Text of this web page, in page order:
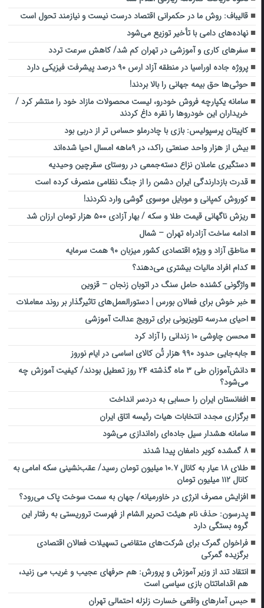
قالیباف: روش ما در حکمرانی اقتصاد درست نیست و نیازمند تحول است
نهاده‌های دامی با تأخیر توزیع می‌شود
سفرهای کاری و آموزشی در تهران کم شد/ کاهش سرعت تردد
پروژه جاده اوراسیا در منطقه آزاد ارس ۹۰ درصد پیشرفت فیزیکی دارد
حوثی‌ها حق بیمه جهانی را بالا بردند!
سامانه یکپارچه فروش خودرو، لیست محصولات مازاد خود را منتشر کرد /
خریداران این خودروها را نقره داغ کردند
کاپیتان پرسپولیس: بازی با چادرملو حساس تر از دربی بود
بیش از هزار واحد صنعتی راکد، در ۹ماهه امسال احیا شده‌اند
دستگیری عاملان نزاع دسته‌جمعی در روستای سقرچین وحیدیه
قدرت بازدارندگی ایران دشمن را از جنگ نظامی منصرف کرده است
کوروش کمپانی و موبایل موسوی گوشی وارد نکردند!
ریزش ناگهانی قیمت طلا و سکه / بهار آزادی ۵۰۰ هزار تومان ارزان شد
ادامه ساخت آزادراه تهران – شمال
مناطق آزاد و ویژه اقتصادی کشور میزبان ۹۰ همت سرمایه
کدام افراد مالیات بیشتری می‌دهند؟
واژگونی کشنده حامل سنگ در اتوبان زنجان – قزوین
خبر خوش برای فعالان بورس | دستورالعمل‌های تاثیرگذار بر روند معاملات
احیای مدرسه تلویزیونی برای ترویج عدالت آموزشی
محسن چاوشی ۱۰ زندانی را آزاد کرد
جابه‌جایی حدود ۹۹۰ هزار تُن کالای اساسی در ایام نوروز
دانش‌آموزان طی ٣ ماه گذشته ٢۴ روز تعطیل بودند/ کیفیت آموزش چه
می‌شود؟
افغانستان ایران را حسابی به دردسر انداخت
برگزاری مجدد انتخابات هیات رئیسه اتاق ایران
سامانه هشدار سیل جاده‌ای راه‌اندازی می‌شود
۸ گمشده کویر دامغان پیدا شدند
طلای ۱۸ عیار به کانال ۱۰.۷ میلیون تومان رسید/ عقب‌نشینی سکه امامی به
کانال ۱۱۲ میلیون تومان
افزایش مصرف انرژی در خاورمیانه/ جهان به سمت سوخت پاک می‌رود؟
پدرسون: حذف نام هیئت تحریر الشام از فهرست تروریستی به رفتار این
گروه بستگی دارد
فراخوان گمرک برای شرکت‌های متقاضی تسهیلات فعالان اقتصادی
برگزیده گمرکی
انتقاد تند از وزیر آموزش و پرورش: هم حرفهای عجیب و غریب می زنید،
هم اقداماتتان بازی سیاسی است
حبس آمارهای واقعی خسارت زلزله احتمالی تهران